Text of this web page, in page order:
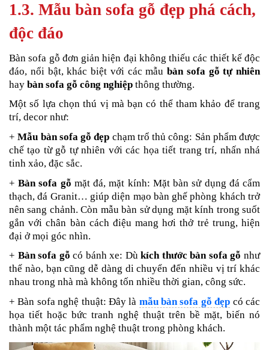
1.3. Mẫu bàn sofa gỗ đẹp phá cách,
độc đáo
Bàn sofa gỗ đơn giản hiện đại không thiếu các thiết kế độc
đáo, nổi bật, khác biệt với các mẫu bàn sofa gỗ tự nhiên
hay bàn sofa gỗ công nghiệp thông thường.
Một số lựa chọn thú vị mà bạn có thể tham khảo để trang
trí, decor như:
+Mẫu bàn sofa gỗ đẹp chạm trổ thủ công: Sản phẩm được
chế tạo từ gỗ tự nhiên với các họa tiết trang trí, nhấn nhá
tinh xảo, đặc sắc.
+Bàn sofa gỗ mặt đá, mặt kính: Mặt bàn sử dụng đá cẩm
thạch, đá Granit… giúp diện mạo bàn ghế phòng khách trở
nên sang chảnh. Còn mẫu bàn sử dụng mặt kính trong suốt
gắn với chân bàn cách điệu mang hơi thở trẻ trung, hiện
đại ở mọi góc nhìn.
+ Bàn sofa gỗ có bánh xe: Dùkích thước bàn sofa gỗnhư
thế nào, bạn cũng dễ dàng di chuyển đến nhiều vị trí khác
nhau trong nhà mà không tốn nhiều thời gian, công sức.
+ Bàn sofa nghệ thuật: Đây là mẫu bàn sofa gỗ đẹp có các
họa tiết hoặc bức tranh nghệ thuật trên bề mặt, biến nó
thành một tác phẩm nghệ thuật trong phòng khách.